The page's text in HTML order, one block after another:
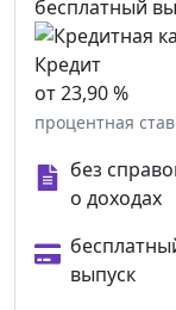
бесплатный
от 23,90 %
процентная
без
о доходах
выпуск